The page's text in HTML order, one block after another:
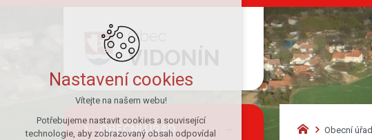
Obec
VIDONÍN
Obecní úřad
OBECNÍ ÚŘAD
Nastavení cookies
Vítejte na našem webu!
Potřebujeme nastavit cookies a související
technologie, aby zobrazovaný obsah odpovídal